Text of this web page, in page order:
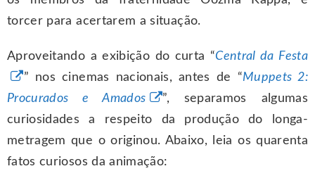
torcer para acertarem a situação.
Aproveitando a exibição do curta “Central da Festa
” nos cinemas nacionais, antes de “Muppets 2:
Procurados e Amados
”, separamos algumas
curiosidades a respeito da produção do longa-
metragem que o originou. Abaixo, leia os quarenta
fatos curiosos da animação: